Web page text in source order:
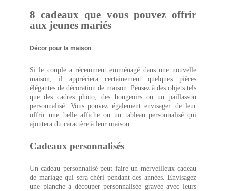
8 cadeaux que vous pouvez offrir
aux jeunes mariés
Décor pour la maison
Si le couple a récemment emménagé dans une nouvelle
maison, il appréciera certainement quelques pièces
élégantes de décoration de maison. Pensez à des objets tels
que des cadres photo, des bougeoirs ou un paillasson
personnalisé. Vous pouvez également envisager de leur
offrir une belle affiche ou un tableau personnalisé qui
ajoutera du caractère à leur maison.
Cadeaux personnalisés
Un cadeau personnalisé peut faire un merveilleux cadeau
de mariage qui sera chéri pendant des années. Envisagez
une planche à découper personnalisée gravée avec leurs